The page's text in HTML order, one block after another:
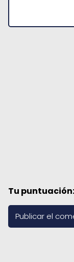
Tu puntuación: